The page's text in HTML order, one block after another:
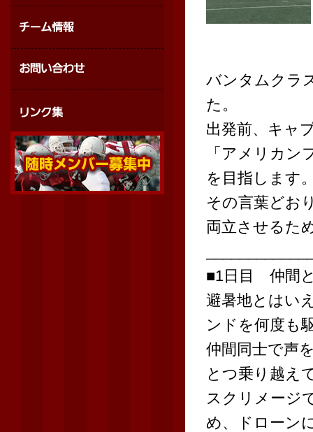
バンタムクラ
た。
出発前、キャ
「アメリカ
を目指します
その言葉どお
両立させるた
■1日目 仲間
避暑地とはい
ンドを何度も
仲間同士で声
とつ乗り越え
スクリメージ
め、ドローン